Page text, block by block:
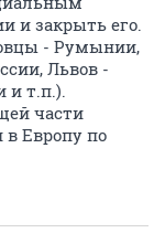
и закрыть его.
- Румынии,
Львов -
и т.п.).
части
в Европу по